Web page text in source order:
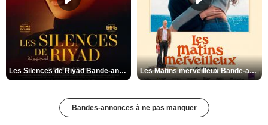
Les Silences de Riyad Bande-annonce VO STFR Les Matins merveilleux Bande-annonce VF
Bandes-annonces à ne pas manquer